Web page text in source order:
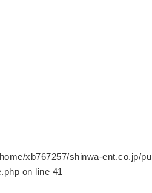
xb767257/shinwa-ent.co.jp/
on line 41